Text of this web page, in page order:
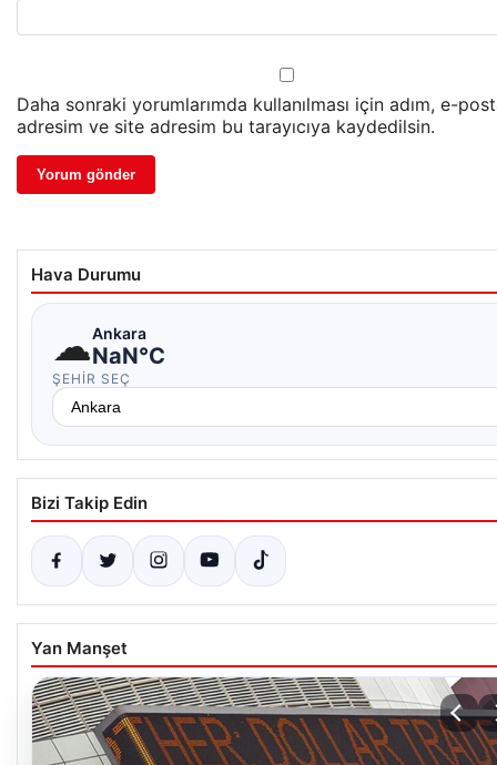
Daha sonraki yorumlarımda kullanılması için adım, e-
adresim ve site adresim bu tarayıcıya kaydedilsin.
Hava Durumu
☁Ankara
NaN°C
ŞEHIR SEÇ
Bizi Takip Edin
Yan Manşet